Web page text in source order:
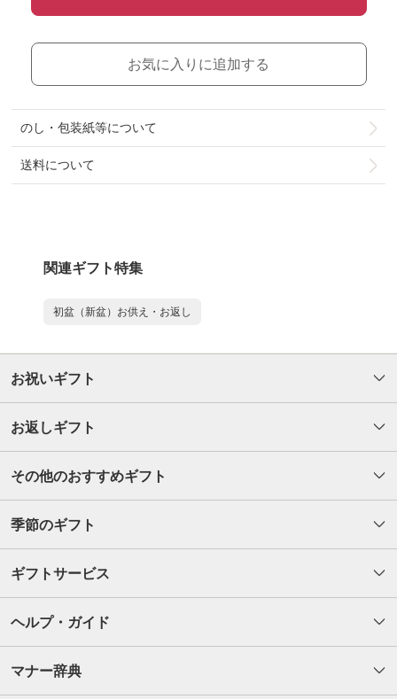
お気に入りに追加する
のし・包装紙等について
送料について
関連ギフト特集
初盆（新盆）お供え・お返し
お祝いギフト
お返しギフト
その他のおすすめギフト
季節のギフト
ギフトサービス
ヘルプ・ガイド
マナー辞典